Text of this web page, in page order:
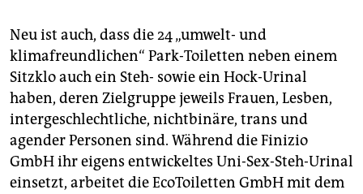
Neu ist auch, dass die 24 „umwelt- und
klimafreundlichen“ Park-Toiletten neben einem
Sitzklo auch ein Steh- sowie ein Hock-Urinal
haben, deren Zielgruppe jeweils Frauen, Lesben,
intergeschlechtliche, nichtbinäre, trans und
agender Personen sind. Während die Finizio
GmbH ihr eigens entwickeltes Uni-Sex-Steh-Urinal
einsetzt, arbeitet die EcoToiletten GmbH mit dem